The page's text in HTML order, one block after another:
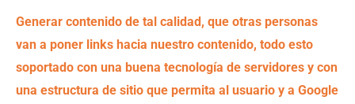
Generar contenido de tal calidad, que otras personas
van a poner links hacia nuestro contenido, todo esto
soportado con una buena tecnología de servidores y con
una estructura de sitio que permita al usuario y a Google